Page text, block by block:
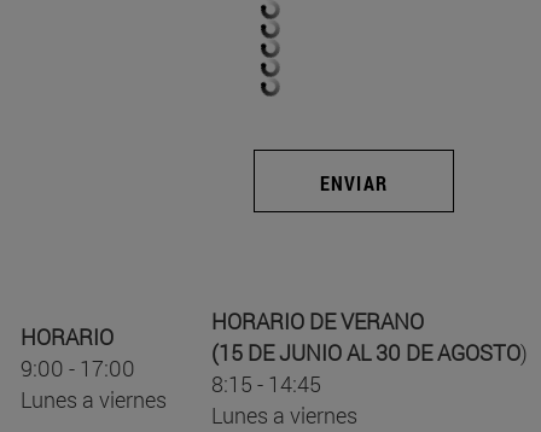
ENVIAR
HORARIO
9:00 - 17:00
Lunes a viernes
HORARIO DE VERANO
(15 DE JUNIO AL 30 DE AGOSTO)
8:15 - 14:45
Lunes a viernes